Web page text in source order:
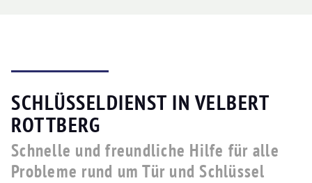
SCHLÜSSELDIENST IN VELBERT
ROTTBERG
Schnelle und freundliche Hilfe für alle
Probleme rund um Tür und Schlüssel